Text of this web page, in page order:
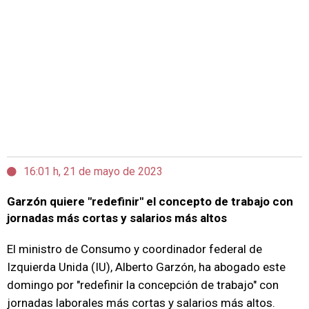
16:01 h, 21 de mayo de 2023
Garzón quiere "redefinir" el concepto de trabajo con
jornadas más cortas y salarios más altos
El ministro de Consumo y coordinador federal de
Izquierda Unida (IU), Alberto Garzón, ha abogado este
domingo por "redefinir la concepción de trabajo" con
jornadas laborales más cortas y salarios más altos.